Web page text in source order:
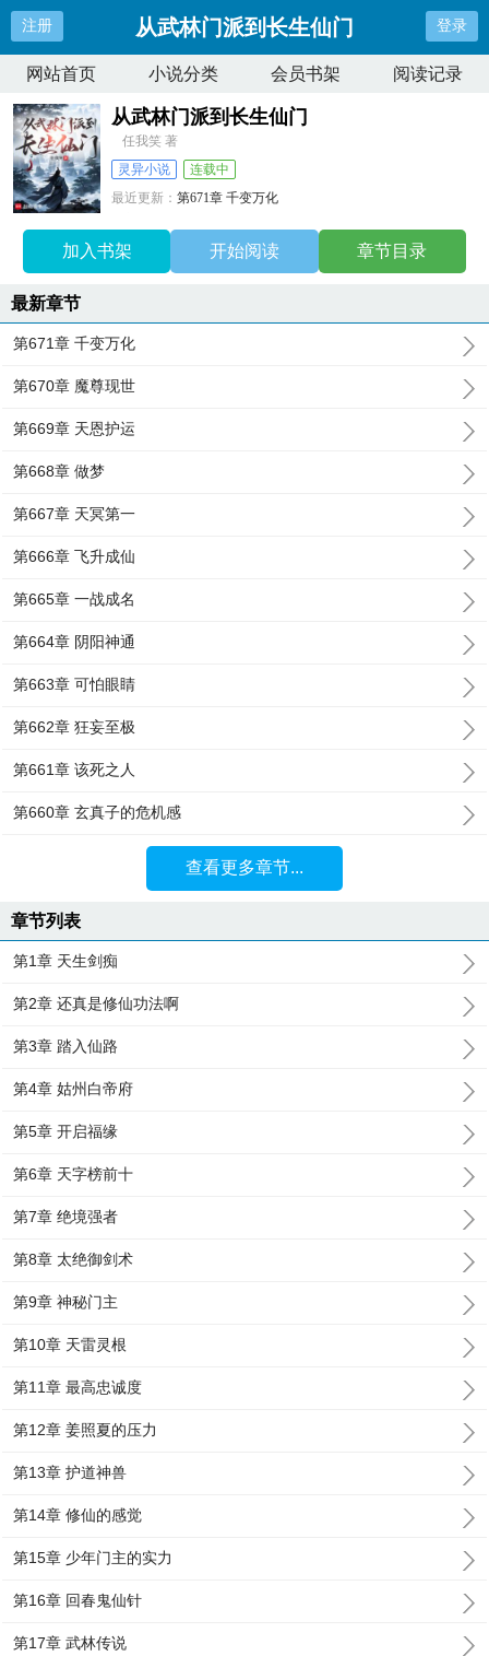
注册 从武林门派到长生仙门 登录
网站首页 小说分类 会员书架 阅读记录
从武林门派到长生仙门
任我笑 著
灵异小说
连载中
最近更新：第671章 千变万化
加入书架 开始阅读 章节目录
最新章节
第671章 千变万化
第670章 魔尊现世
第669章 天恩护运
第668章 做梦
第667章 天冥第一
第666章 飞升成仙
第665章 一战成名
第664章 阴阳神通
第663章 可怕眼睛
第662章 狂妄至极
第661章 该死之人
第660章 玄真子的危机感
查看更多章节...
章节列表
第1章 天生剑痴
第2章 还真是修仙功法啊
第3章 踏入仙路
第4章 姑州白帝府
第5章 开启福缘
第6章 天字榜前十
第7章 绝境强者
第8章 太绝御剑术
第9章 神秘门主
第10章 天雷灵根
第11章 最高忠诚度
第12章 姜照夏的压力
第13章 护道神兽
第14章 修仙的感觉
第15章 少年门主的实力
第16章 回春鬼仙针
第17章 武林传说